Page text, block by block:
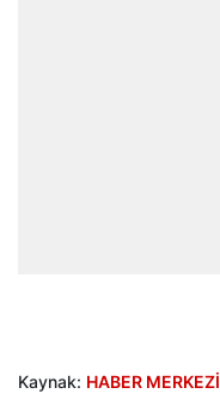
Kaynak: HABER MERKEZİ